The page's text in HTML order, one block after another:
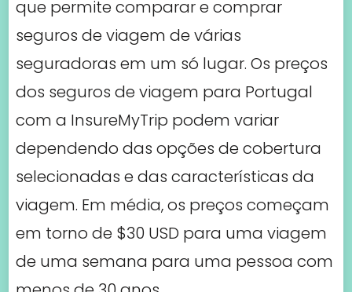
viagem. Em média, os preços começam
em torno de $30 USD para uma viagem
de uma semana para uma pessoa com
menos de 30 anos.
5. Travel Guard
Travel Guard é uma seguradora bem
estabelecida que oferece uma
variedade de planos de seguro de